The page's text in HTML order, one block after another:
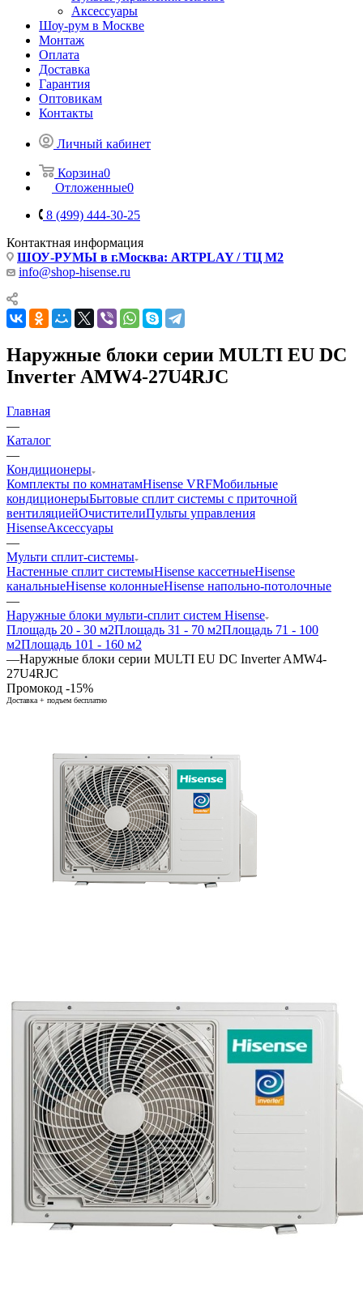
Аксессуары
Шоу-рум в Москве
Монтаж
Оплата
Доставка
Гарантия
Оптовикам
Контакты
Личный кабинет
Корзина0
Отложенные0
8 (499) 444-30-25
Контактная информация
ШОУ-РУМЫ в г.Москва: ARTPLAY / ТЦ М2
info@shop-hisense.ru
Наружные блоки серии MULTI EU DC
Inverter AMW4-27U4RJC
Главная
—
Каталог
—
Кондиционеры
Комплекты по комнатамHisense VRFМобильные
кондиционерыБытовые сплит системы с приточной
вентиляциейОчистителиПульты управления
HisenseАксессуары
—
Мульти сплит-системы
Настенные сплит системыHisense кассетныеHisense
канальныеHisense колонныеHisense напольно-потолочные
—
Наружные блоки мульти-сплит систем Hisense
Площадь 20 - 30 м2Площадь 31 - 70 м2Площадь 71 - 100
м2Площадь 101 - 160 м2
—Наружные блоки серии MULTI EU DC Inverter AMW4-
27U4RJC
Промокод -15%
Доставка + подъем бесплатно